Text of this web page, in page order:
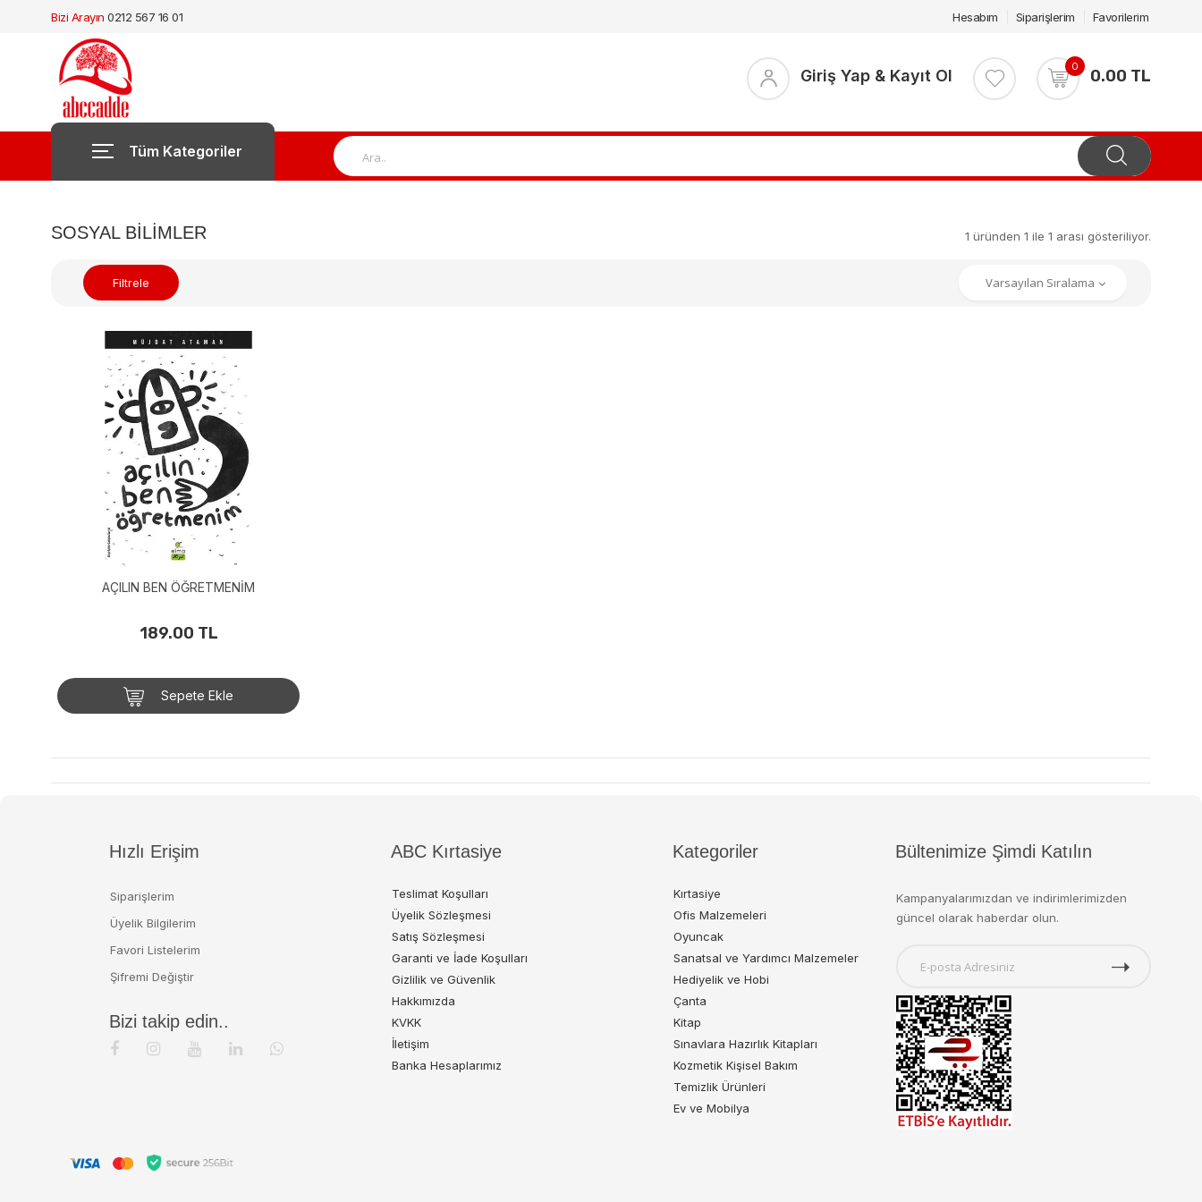
Bizi Arayın 0212 567 16 01 Hesabım Siparişlerim Favorilerim
Giriş Yap & Kayıt Ol 0 0.00 TL
Tüm Kategoriler
SOSYAL BILIMLER 1 üründen 1 ile 1 arası gösteriliyor.
Filtrele
AÇILIN BEN ÖĞRETMENİM
189.00 TL
Sepete Ekle
Hızlı Erişim
Siparişlerim
Üyelik Bilgilerim
Favori Listelerim
Şifremi Değiştir
Bizi takip edin..
ABC Kırtasiye
Teslimat Koşulları
Üyelik Sözleşmesi
Satış Sözleşmesi
Garanti ve İade Koşulları
Gizlilik ve Güvenlik
Hakkımızda
KVKK
İletişim
Banka Hesaplarımız
Kategoriler
Kırtasiye
Ofis Malzemeleri
Oyuncak
Sanatsal ve Yardımcı Malzemeler
Hediyelik ve Hobi
Çanta
Kitap
Sınavlara Hazırlık Kitapları
Kozmetik Kişisel Bakım
Temizlik Ürünleri
Ev ve Mobilya
Bültenimize Şimdi Katılın
Kampanyalarımızdan ve indirimlerimizden
güncel olarak haberdar olun.